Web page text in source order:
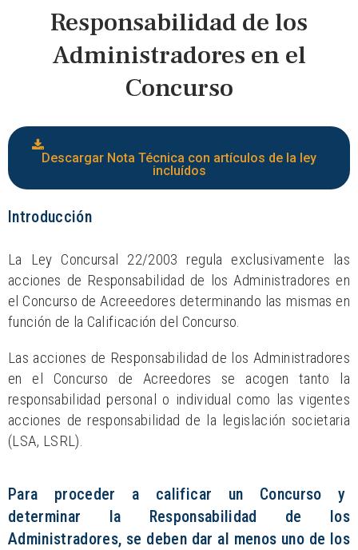
Responsabilidad de los
Administradores en el
Concurso
Descargar Nota Técnica con artículos de la ley
incluídos
Introducción
La Ley Concursal 22/2003 regula exclusivamente las
acciones de Responsabilidad de los Administradores en
el Concurso de Acreeedores determinando las mismas en
función de la Calificación del Concurso.
Las acciones de Responsabilidad de los Administradores
en el Concurso de Acreedores se acogen tanto la
responsabilidad personal o individual como las vigentes
acciones de responsabilidad de la legislación societaria
(LSA, LSRL).
Para proceder a calificar un Concurso y
determinar la Responsabilidad de los
Administradores, se deben dar al menos uno de los